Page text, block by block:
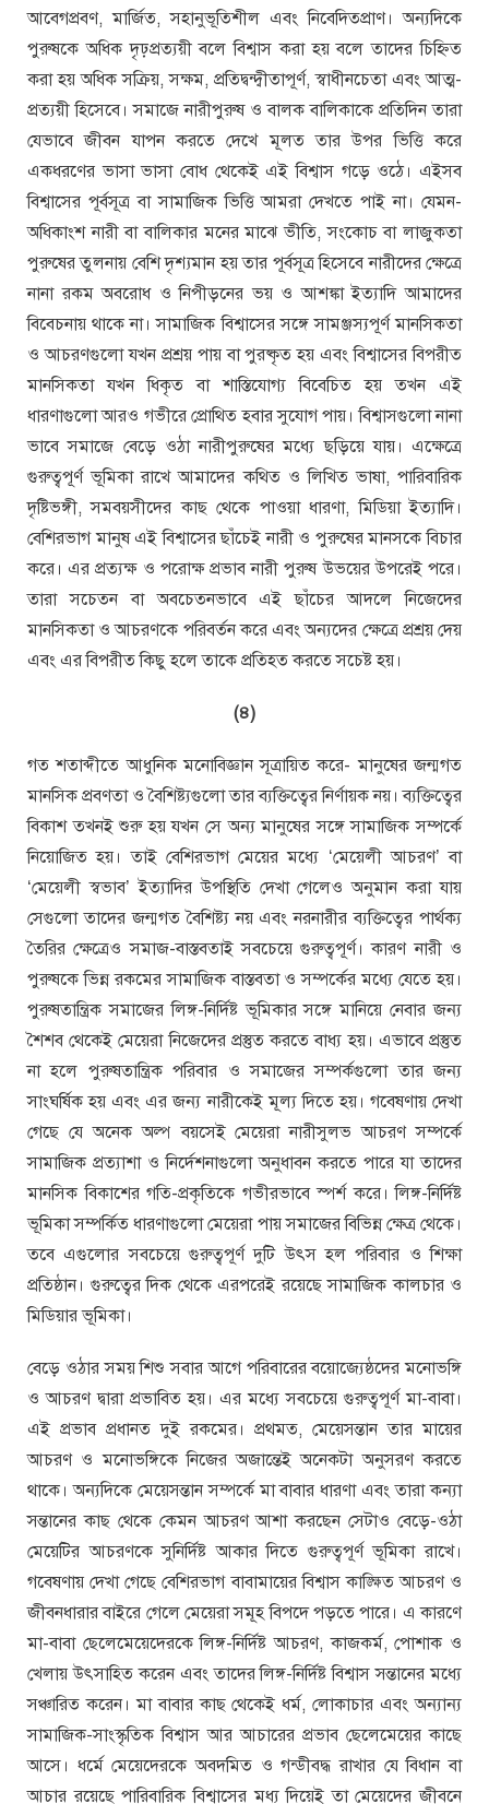
আবেগপ্রবণ, মার্জিত, সহানুভূতিশীল এবং নিবেদিতপ্রাণ। অন্যদিকে
পুরুষকে অধিক দৃঢ়প্রত্যয়ী বলে বিশ্বাস করা হয় বলে তাদের চিহ্নিত
করা হয় অধিক সক্রিয়, সক্ষম, প্রতিদ্বন্দ্বীতাপূর্ণ, স্বাধীনচেতা এবং আত্ম-
প্রত্যয়ী হিসেবে। সমাজে নারীপুরুষ ও বালক বালিকাকে প্রতিদিন তারা
যেভাবে জীবন যাপন করতে দেখে মূলত তার উপর ভিত্তি করে
একধরণের ভাসা ভাসা বোধ থেকেই এই বিশ্বাস গড়ে ওঠে। এইসব
বিশ্বাসের পূর্বসূত্র বা সামাজিক ভিত্তি আমরা দেখতে পাই না। যেমন-
অধিকাংশ নারী বা বালিকার মনের মাঝে ভীতি, সংকোচ বা লাজুকতা
পুরুষের তুলনায় বেশি দৃশ্যমান হয় তার পূর্বসূত্র হিসেবে নারীদের ক্ষেত্রে
নানা রকম অবরোধ ও নিপীড়নের ভয় ও আশঙ্কা ইত্যাদি আমাদের
বিবেচনায় থাকে না। সামাজিক বিশ্বাসের সঙ্গে সামঞ্জস্যপূর্ণ মানসিকতা
ও আচরণগুলো যখন প্রশ্রয় পায় বা পুরষ্কৃত হয় এবং বিশ্বাসের বিপরীত
মানসিকতা যখন ধিকৃত বা শাস্তিযোগ্য বিবেচিত হয় তখন এই
ধারণাগুলো আরও গভীরে প্রোথিত হবার সুযোগ পায়। বিশ্বাসগুলো নানা
ভাবে সমাজে বেড়ে ওঠা নারীপুরুষের মধ্যে ছড়িয়ে যায়। এক্ষেত্রে
গুরুত্বপূর্ণ ভূমিকা রাখে আমাদের কথিত ও লিখিত ভাষা, পারিবারিক
দৃষ্টিভঙ্গী, সমবয়সীদের কাছ থেকে পাওয়া ধারণা, মিডিয়া ইত্যাদি।
বেশিরভাগ মানুষ এই বিশ্বাসের ছাঁচেই নারী ও পুরুষের মানসকে বিচার
করে। এর প্রত্যক্ষ ও পরোক্ষ প্রভাব নারী পুরুষ উভয়ের উপরেই পরে।
তারা সচেতন বা অবচেতনভাবে এই ছাঁচের আদলে নিজেদের
মানসিকতা ও আচরণকে পরিবর্তন করে এবং অন্যদের ক্ষেত্রে প্রশ্রয় দেয়
এবং এর বিপরীত কিছু হলে তাকে প্রতিহত করতে সচেষ্ট হয়।
(৪)
গত শতাব্দীতে আধুনিক মনোবিজ্ঞান সূত্রায়িত করে- মানুষের জন্মগত
মানসিক প্রবণতা ও বৈশিষ্ট্যগুলো তার ব্যক্তিত্বের নির্ণায়ক নয়। ব্যক্তিত্বের
বিকাশ তখনই শুরু হয় যখন সে অন্য মানুষের সঙ্গে সামাজিক সম্পর্কে
নিয়োজিত হয়। তাই বেশিরভাগ মেয়ের মধ্যে ‘মেয়েলী আচরণ’ বা
‘মেয়েলী স্বভাব’ ইত্যাদির উপস্থিতি দেখা গেলেও অনুমান করা যায়
সেগুলো তাদের জন্মগত বৈশিষ্ট্য নয় এবং নরনারীর ব্যক্তিত্বের পার্থক্য
তৈরির ক্ষেত্রেও সমাজ-বাস্তবতাই সবচেয়ে গুরুত্বপূর্ণ। কারণ নারী ও
পুরুষকে ভিন্ন রকমের সামাজিক বাস্তবতা ও সম্পর্কের মধ্যে যেতে হয়।
পুরুষতান্ত্রিক সমাজের লিঙ্গ-নির্দিষ্ট ভূমিকার সঙ্গে মানিয়ে নেবার জন্য
শৈশব থেকেই মেয়েরা নিজেদের প্রস্তুত করতে বাধ্য হয়। এভাবে প্রস্তুত
না হলে পুরুষতান্ত্রিক পরিবার ও সমাজের সম্পর্কগুলো তার জন্য
সাংঘর্ষিক হয় এবং এর জন্য নারীকেই মূল্য দিতে হয়। গবেষণায় দেখা
গেছে যে অনেক অল্প বয়সেই মেয়েরা নারীসুলভ আচরণ সম্পর্কে
সামাজিক প্রত্যাশা ও নির্দেশনাগুলো অনুধাবন করতে পারে যা তাদের
মানসিক বিকাশের গতি-প্রকৃতিকে গভীরভাবে স্পর্শ করে। লিঙ্গ-নির্দিষ্ট
ভূমিকা সম্পর্কিত ধারণাগুলো মেয়েরা পায় সমাজের বিভিন্ন ক্ষেত্র থেকে।
তবে এগুলোর সবচেয়ে গুরুত্বপূর্ণ দুটি উৎস হল পরিবার ও শিক্ষা
প্রতিষ্ঠান। গুরুত্বের দিক থেকে এরপরেই রয়েছে সামাজিক কালচার ও
মিডিয়ার ভূমিকা।
বেড়ে ওঠার সময় শিশু সবার আগে পরিবারের বয়োজ্যেষ্ঠদের মনোভঙ্গি
ও আচরণ দ্বারা প্রভাবিত হয়। এর মধ্যে সবচেয়ে গুরুত্বপূর্ণ মা-বাবা।
এই প্রভাব প্রধানত দুই রকমের। প্রথমত, মেয়েসন্তান তার মায়ের
আচরণ ও মনোভঙ্গিকে নিজের অজান্তেই অনেকটা অনুসরণ করতে
থাকে। অন্যদিকে মেয়েসন্তান সম্পর্কে মা বাবার ধারণা এবং তারা কন্যা
সন্তানের কাছ থেকে কেমন আচরণ আশা করছেন সেটাও বেড়ে-ওঠা
মেয়েটির আচরণকে সুনির্দিষ্ট আকার দিতে গুরুত্বপূর্ণ ভূমিকা রাখে।
গবেষণায় দেখা গেছে বেশিরভাগ বাবামায়ের বিশ্বাস কাঙ্ক্ষিত আচরণ ও
জীবনধারার বাইরে গেলে মেয়েরা সমূহ বিপদে পড়তে পারে। এ কারণে
মা-বাবা ছেলেমেয়েদেরকে লিঙ্গ-নির্দিষ্ট আচরণ, কাজকর্ম, পোশাক ও
খেলায় উৎসাহিত করেন এবং তাদের লিঙ্গ-নির্দিষ্ট বিশ্বাস সন্তানের মধ্যে
সঞ্চারিত করেন। মা বাবার কাছ থেকেই ধর্ম, লোকাচার এবং অন্যান্য
সামাজিক-সাংস্কৃতিক বিশ্বাস আর আচারের প্রভাব ছেলেমেয়ের কাছে
আসে। ধর্মে মেয়েদেরকে অবদমিত ও গন্ডীবদ্ধ রাখার যে বিধান বা
আচার রয়েছে পারিবারিক বিশ্বাসের মধ্য দিয়েই তা মেয়েদের জীবনে